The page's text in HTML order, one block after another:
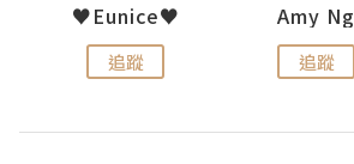
♥Eunice♥
追蹤
Amy Ng
追蹤